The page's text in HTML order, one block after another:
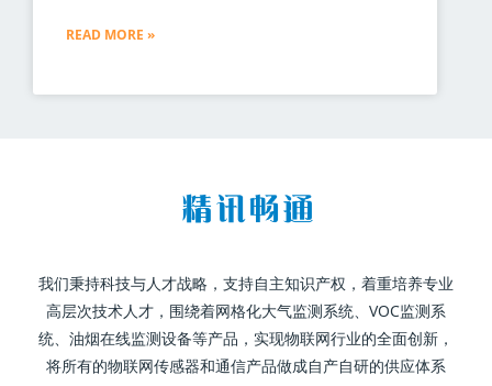
READ MORE »
我们秉持科技与人才战略，支持自主知识产权，着重培养专业
高层次技术人才，围绕着网格化大气监测系统、VOC监测系
统、油烟在线监测设备等产品，实现物联网行业的全面创新，
将所有的物联网传感器和通信产品做成自产自研的供应体系